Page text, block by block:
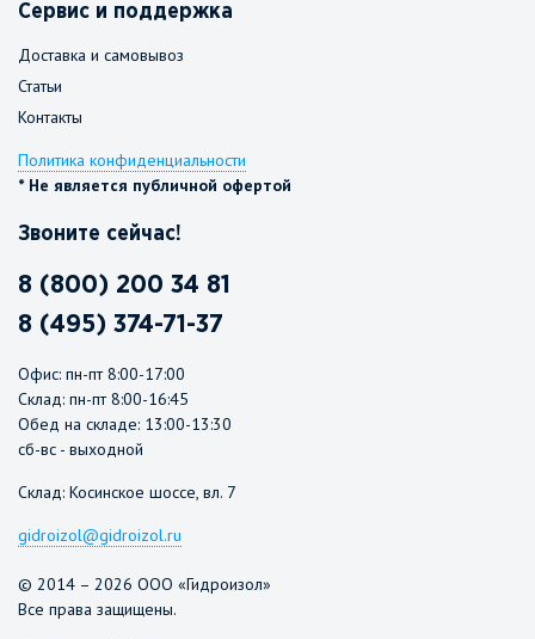
Сервис и поддержка
Доставка и самовывоз
Статьи
Контакты
Политика конфиденциальности
* Не является публичной офертой
Звоните сейчас!
8 (800) 200 34 81
8 (495) 374-71-37
Офис: пн-пт 8:00-17:00
Склад: пн-пт 8:00-16:45
Обед на складе: 13:00-13:30
сб-вс - выходной
Склад: Косинское шоссе, вл. 7
gidroizol@gidroizol.ru
© 2014 – 2026 ООО «Гидроизол»
Все права защищены.